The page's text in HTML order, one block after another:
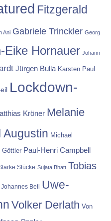
Fitzgerald
Ani Gabriele Trinckler Georg
Eike Hornauer Johann
Jürgen Bulla Karsten Paul
Lockdown-
Kröner Melanie
Augustin Michael
Göttler Paul-Henri Campbell
Stücke Sujata Bhatt Tobias
Beil
Uwe-
Volker Derlath Von